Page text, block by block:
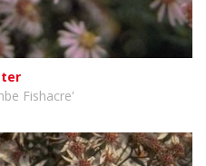
Fishacre'